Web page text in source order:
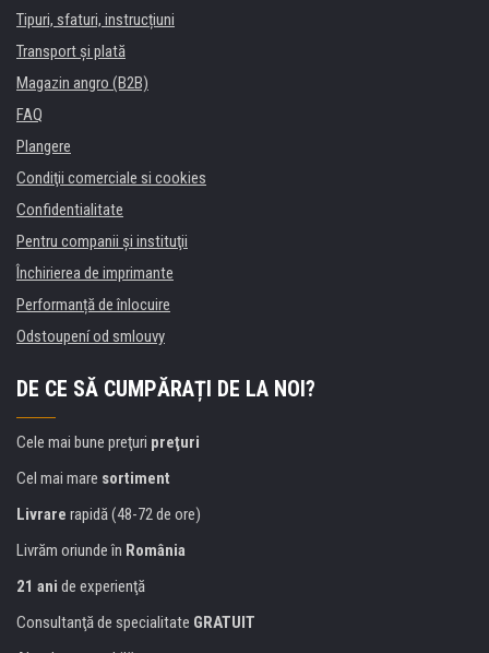
Tipuri, sfaturi, instrucțiuni
Transport şi plată
Magazin angro (B2B)
FAQ
Plangere
Condiţii comerciale si cookies
Confidentialitate
Pentru companii și instituţii
Închirierea de imprimante
Performanță de înlocuire
Odstoupení od smlouvy
DE CE SĂ CUMPĂRAȚI DE LA NOI?
Cele mai bune preţuri preţuri
Cel mai mare sortiment
Livrare rapidă (48-72 de ore)
Livrăm oriunde în România
21 ani de experienţă
Consultanţă de specialitate GRATUIT